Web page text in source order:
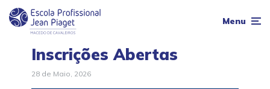
Menu
Inscrições Abertas
28 de Maio, 2026